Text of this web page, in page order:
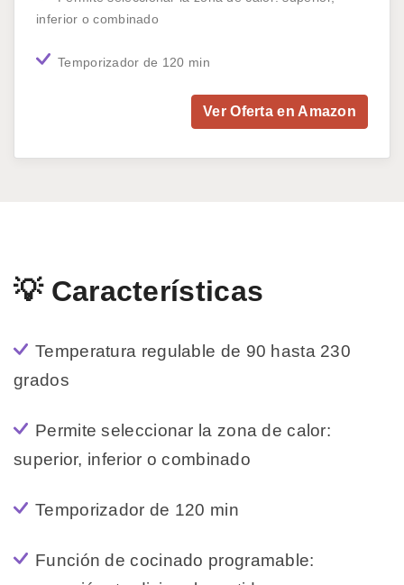
inferior o combinado
Temporizador de 120 min
Ver Oferta en Amazon
💡 Características
Temperatura regulable de 90 hasta 230
grados
Permite seleccionar la zona de calor:
superior, inferior o combinado
Temporizador de 120 min
Función de cocinado programable: